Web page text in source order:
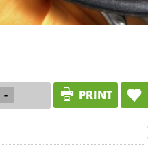
- PRINT